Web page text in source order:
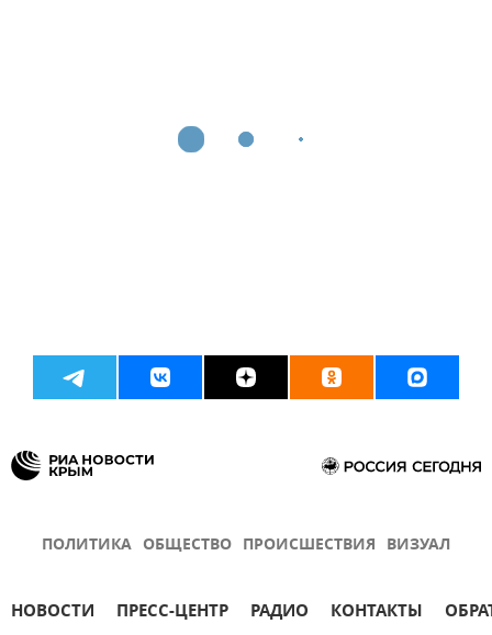
ПОЛИТИКА ОБЩЕСТВО ПРОИСШЕСТВИЯ ВИЗУАЛ
НОВОСТИ ПРЕСС-ЦЕНТР РАДИО КОНТАКТЫ